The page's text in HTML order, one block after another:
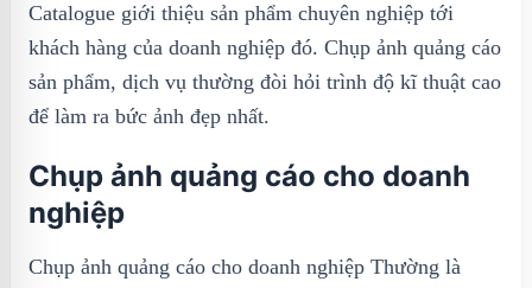
Catalogue giới thiệu sản phẩm chuyên nghiệp tới
khách hàng của doanh nghiệp đó. Chụp ảnh quảng cáo
sản phẩm, dịch vụ thường đòi hỏi trình độ kĩ thuật cao
để làm ra bức ảnh đẹp nhất.
Chụp ảnh quảng cáo cho doanh
nghiệp
Chụp ảnh quảng cáo cho doanh nghiệp Thường là